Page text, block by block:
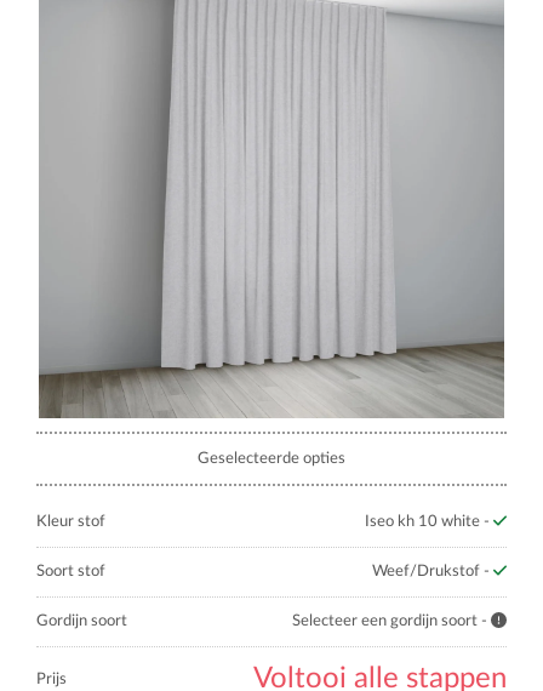
Geselecteerde opties
Kleur stof Iseo kh 10 white -
Soort stof Weef/Drukstof -
Gordijn soort Selecteer een gordijn soort -
Prijs Voltooi alle stappen